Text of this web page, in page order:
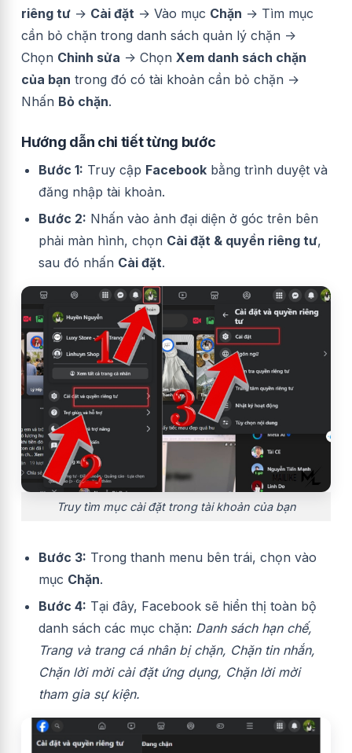
riêng tư → Cài đặt → Vào mục Chặn → Tìm mục
cần bỏ chặn trong danh sách quản lý chặn ->
Chọn Chỉnh sửa -> Chọn Xem danh sách chặn
của bạn trong đó có tài khoản cần bỏ chặn →
Nhấn Bỏ chặn.
Hướng dẫn chi tiết từng bước
Bước 1: Truy cập Facebook bằng trình duyệt và
đăng nhập tài khoản.
Bước 2: Nhấn vào ảnh đại diện ở góc trên bên
phải màn hình, chọn Cài đặt & quyền riêng tư,
sau đó nhấn Cài đặt.
Truy tìm mục cài đặt trong tài khoản của bạn
Bước 3: Trong thanh menu bên trái, chọn vào
mục Chặn.
Bước 4: Tại đây, Facebook sẽ hiển thị toàn bộ
danh sách các mục chặn: Danh sách hạn chế,
Trang và trang cá nhân bị chặn, Chặn tin nhắn,
Chặn lời mời cài đặt ứng dụng, Chặn lời mời
tham gia sự kiện.